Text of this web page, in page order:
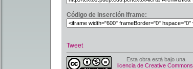
Código de inserción Iframe:
Tweet
Esta obra está bajo una
licencia de Creative Commons